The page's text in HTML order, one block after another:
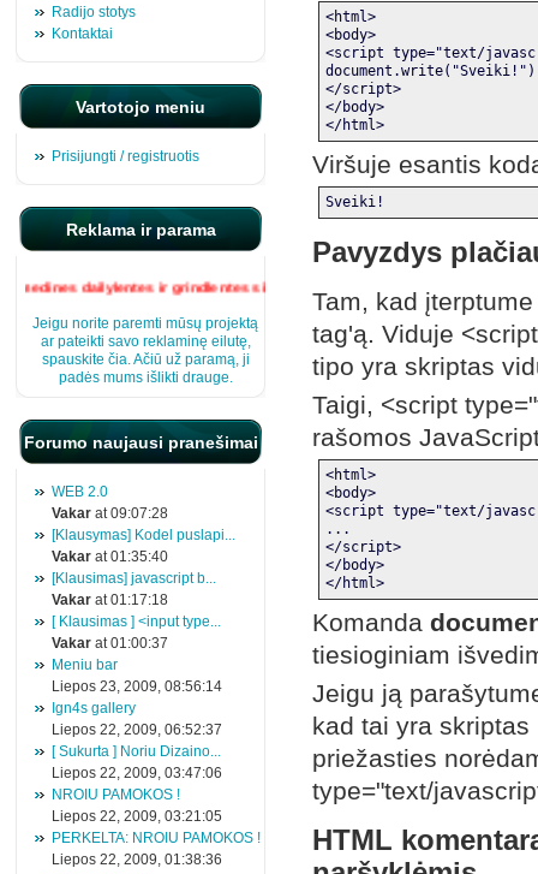
Radijo stotys
Kontaktai
Vartotojo meniu
Prisijungti / registruotis
Reklama ir parama
medines dailylentes ir grindlentes siljan
Jeigu norite paremti mūsų projektą
ar pateikti savo reklaminę eilutę,
spauskite čia. Ačiū už paramą, ji
padės mums išlikti drauge.
Forumo naujausi pranešimai
WEB 2.0
Vakar at 09:07:28
[Klausymas] Kodel puslapi...
Vakar at 01:35:40
[Klausimas] javascript b...
Vakar at 01:17:18
[ Klausimas ] <input type...
Vakar at 01:00:37
Meniu bar
Liepos 23, 2009, 08:56:14
Ign4s gallery
Liepos 22, 2009, 06:52:37
[ Sukurta ] Noriu Dizaino...
Liepos 22, 2009, 03:47:06
NROIU PAMOKOS !
Liepos 22, 2009, 03:21:05
PERKELTA: NROIU PAMOKOS !
Liepos 22, 2009, 01:38:36
<html>
<body>
<script type="text/
</script>
</body>
</html>
Viršuje esantis
Sveiki!
Pavyzdys
Tam, kad
tag'ą. Viduje
tipo yra skriptas
Taigi, <script
rašomos
<html>
<body>
<script type="text/
...
</script>
</body>
</html>
Komanda
tiesioginiam
Jeigu ją
kad tai yra
priežasties
type="text/
HTML